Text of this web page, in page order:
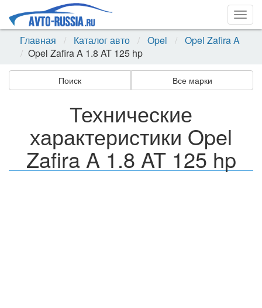
Главная
Каталог авто Opel
Opel Zafira A
Opel Zafira A 1.8 AT 125 hp
Поиск Все марки
Технические
характеристики Opel
Zafira A 1.8 AT 125 hp